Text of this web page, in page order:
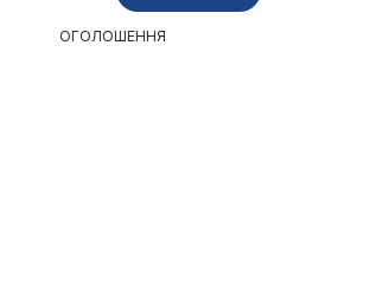
ОГОЛОШЕННЯ